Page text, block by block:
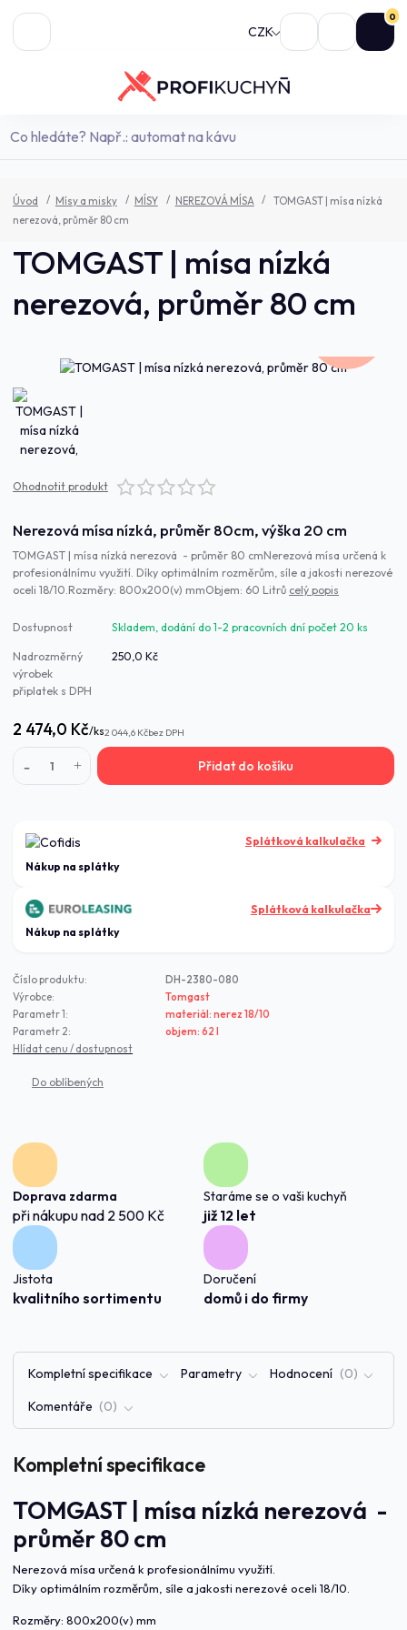
CZK
0
Úvod Mísy a misky MÍSY NEREZOVÁ MÍSA
TOMGAST | mísa nízká
nerezová, průměr 80 cm
TOMGAST | mísa nízká
nerezová, průměr 80 cm
Ohodnotit produkt
Nerezová mísa nízká, průměr 80cm, výška 20 cm
TOMGAST | mísa nízká nerezová - průměr 80 cmNerezová mísa určená k
profesionálnímu využití. Díky optimálním rozměrům, síle a jakosti nerezové
oceli 18/10.Rozměry: 800x200(v) mmObjem: 60 Litrů celý popis
Dostupnost Skladem, dodání do 1-2 pracovních dní počet 20 ks
Nadrozměrný
výrobek
připlatek s DPH
250,0 Kč
2 474,0 Kč/ks2 044,6 Kčbez DPH
Přidat do košíku
Splátková kalkulačka
Nákup na splátky
Číslo produktu:
DH-2380-080
Výrobce:
Tomgast
Parametr 1:
materiál: nerez 18/10
Parametr 2:
objem: 62 l
Hlídat cenu / dostupnost
Doprava zdarma
při nákupu nad 2 500 Kč
Staráme se o vaši kuchyň
již 12 let
Jistota
kvalitního sortimentu
Doručení
domů i do firmy
Kompletní specifikace Parametry Hodnocení 0
Komentáře 0
Kompletní specifikace
TOMGAST | mísa nízká nerezová -
průměr 80 cm
Nerezová mísa určená k profesionálnímu využití.
Díky optimálním rozměrům, síle a jakosti nerezové oceli 18/10.
Rozměry: 800x200(v) mm